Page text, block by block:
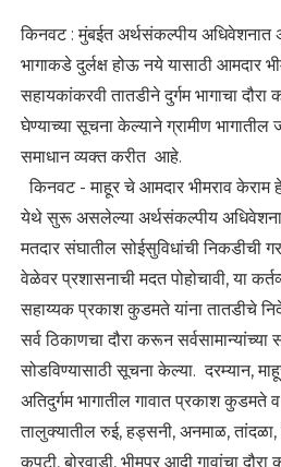
किनवट : मुंबईत अर्थसंकल्पीय अधिवेशनात
भागाकडे दुर्लक्ष होऊ नये यासाठी आमदार
सहायकांकरवी तातडीने दुर्गम भागाचा
घेण्याच्या सूचना केल्याने ग्रामीण भागातील
समाधान व्यक्त करीत आहे.
किनवट - माहूर चे आमदार भीमराव केराम
येथे सुरू असलेल्या अर्थसंकल्पीय
मतदार संघातील सोईसुविधांची निकडीची
वेळेवर प्रशासनाची मदत पोहोचावी, या
सहाय्यक प्रकाश कुडमते यांना तातडीचे
सर्व ठिकाणचा दौरा करून
सोडविण्यासाठी सूचना केल्या. दरम्यान,
अतिदुर्गम भागातील गावात प्रकाश कुडमते व
तालुक्यातील रुई, हड्सनी, अनमाळ, तांदळा,
कुपटी, बोरवाड़ी, भीमपूर आदी गावांचा